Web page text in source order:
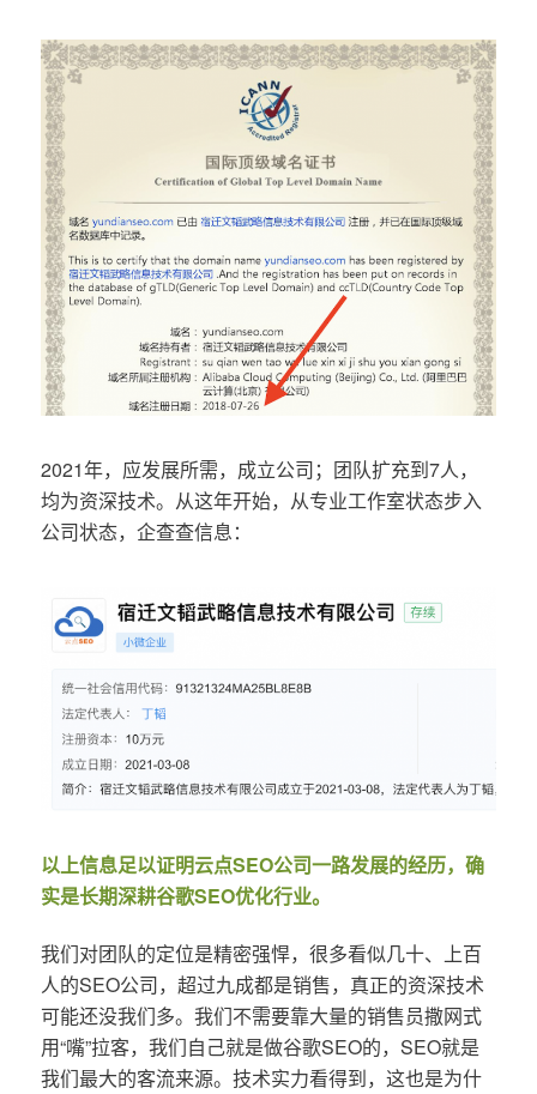
2021年，应发展所需，成立公司；团队扩充到7人，
均为资深技术。从这年开始，从专业工作室状态步入
公司状态，企查查信息：
以上信息足以证明云点SEO公司一路发展的经历，确
实是长期深耕谷歌SEO优化行业。
我们对团队的定位是精密强悍，很多看似几十、上百
人的SEO公司，超过九成都是销售，真正的资深技术
可能还没我们多。我们不需要靠大量的销售员撒网式
用“嘴”拉客，我们自己就是做谷歌SEO的，SEO就是
我们最大的客流来源。技术实力看得到，这也是为什